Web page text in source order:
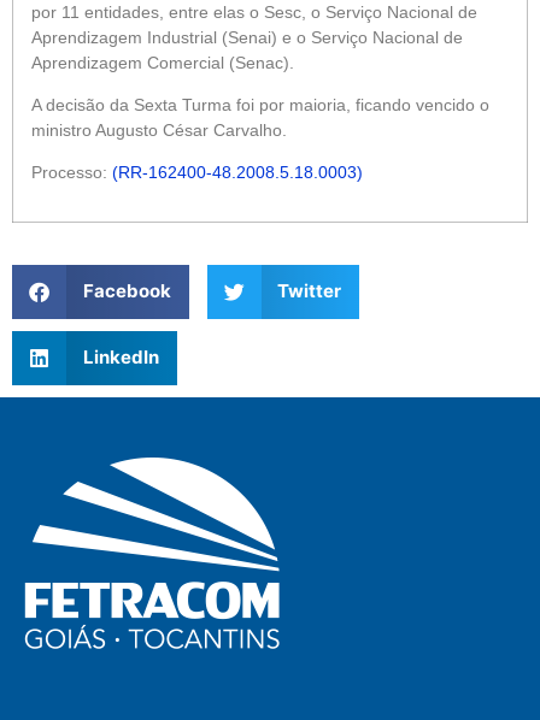
por 11 entidades, entre elas o Sesc, o Serviço Nacional de
Aprendizagem Industrial (Senai) e o Serviço Nacional de
Aprendizagem Comercial (Senac).
A decisão da Sexta Turma foi por maioria, ficando vencido o
ministro Augusto César Carvalho.
Processo: (RR-162400-48.2008.5.18.0003)
Facebook Twitter
LinkedIn